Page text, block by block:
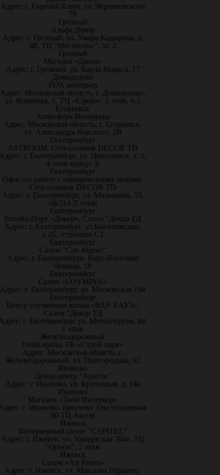
Адрес: г. Горячий Ключ, ул. Черняховского
79
Грозный
Альфа Декор
Адрес: г. Грозный, ул. Умара Кадырова, д.
48, ТЦ "Мегаполис", эт. 2
Грозный
Магазин «Джем»
Адрес: г. Грозный, ул. Карла Маркса, 17
Домодедово
FOX интерьер
Адрес: Московская область, г. Домодедово,
ул. Корнеева, 1, ТЦ «Сфера», 2 этаж, п.1
Егорьевск
Атмосфера Интерьера
Адрес: Московская область, г. Егорьевск,
ул. Александра Невского, 2В
Екатеринбург
ASTROOM. Сеть салонов DECOR TD
г. Екатеринбург, ул. Цвиллинга, д .1,
4 этаж корпус Б
Екатеринбург
Офис по работе с юридическими лицами.
Сеть салонов DECOR TD
Адрес: г. Екатеринбург, ул. Малышева, 53,
оф.514 |5 этаж|
Екатеринбург
Ритейл-Порт «Докер», Салон "Декор ТД
Адрес: г. Екатеринбург, ул.Бахчиванджи,
д.2Б, /строение С1
Екатеринбург
Салон "Сан Марко"
Адрес: г. Екатеринбург, Верх-Исетский
бульвар, 18
Екатеринбург
Салон «LOYMINA»
Адрес: г. Екатеринбург, ул. Московская 194
Екатеринбург
Центр улучшения жилья «ВАУ ХАУЗ»,
Салон "Декор ТД
г. Екатеринбург ул. Металлургов, 84,
1 этаж
Железнодорожный
DomLepnina ТК «Строй парк»
Адрес: Московская область, г.
Железнодорожный, ул. Пригородная, 92
Иваново
Декор-центр "Арагон"
Адрес: г. Иваново, ул. Крутицкая, д. 14а
Иваново
Магазин «Твой Интерьер»
г. Иваново, проспект Текстильщиков
80 ТЦ Аксон
Ижевск
Интерьерный салон "CAPITEL"
Адрес: г. Ижевск, ул. Удмуртская 304е, ТЦ
"Орион", 2 этаж
Ижевск
Салон «Art Room»
Адрес: г. Ижевск, ул. Максима Горького,